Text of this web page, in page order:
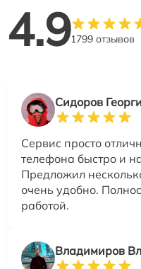
4.91799 отзывов
Сидоров
Сервис просто
телефона быстро и
Предложил
очень удобно.
работой.
Владимиров